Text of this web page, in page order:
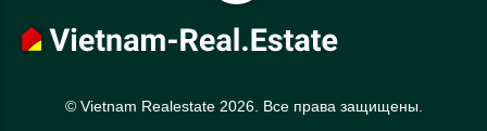
© Vietnam Realestate 2026. Все права защищены.